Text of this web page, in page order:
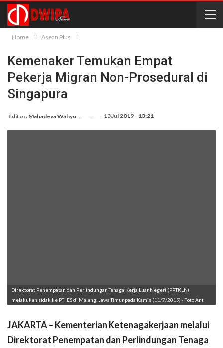
Home Asean Plus
Kemenaker Temukan Empat
Pekerja Migran Non-Prosedural di
Singapura
- 13 Jul 2019 - 13:21
Direktorat Penempatan dan Perlindungan Tenaga Kerja Luar Negeri (PPTKLN)
melakukan sidak ke PT IES di Malang, Jawa Timur pada Kamis (11/7/2019) - Foto Ant
JAKARTA – Kementerian Ketenagakerjaan melalui
Direktorat Penempatan dan Perlindungan Tenaga